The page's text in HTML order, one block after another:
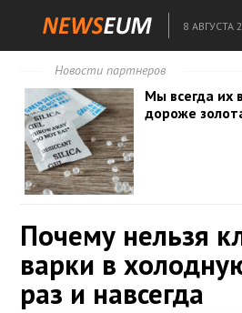
8 АВГУСТА
Новости партнеров
Мы всегда их
дороже
Почему нельзя
варки в
раз и навсегда